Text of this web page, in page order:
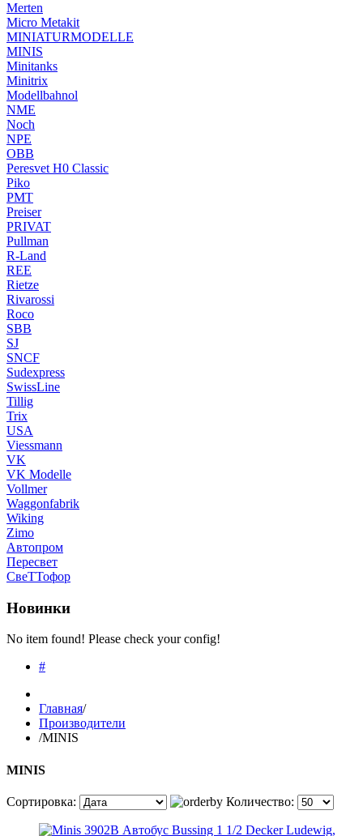
Merten
Micro Metakit
MINIATURMODELLE
MINIS
Minitanks
Minitrix
Modellbahnol
NME
Noch
NPE
OBB
Peresvet H0 Classic
Piko
PMT
Preiser
PRIVAT
Pullman
R-Land
REE
Rietze
Rivarossi
Roco
SBB
SJ
SNCF
Sudexpress
SwissLine
Tillig
Trix
USA
Viessmann
VK
VK Modelle
Vollmer
Waggonfabrik
Wiking
Zimo
Автопром
Пересвет
СвеТТофор
Новинки
No item found! Please check your config!
#
Главная/
Производители
/MINIS
MINIS
Сортировка: Количество: